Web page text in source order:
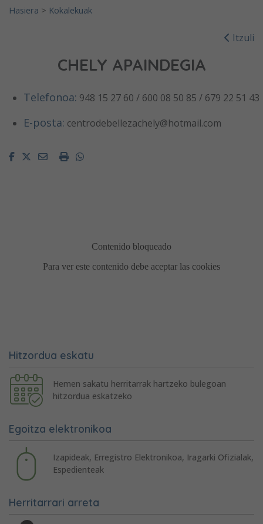
Hasiera > Kokalekuak
Itzuli
CHELY APAINDEGIA
Telefonoa: 948 15 27 60 / 600 08 50 85 / 679 22 51 43
E-posta: centrodebellezachely@hotmail.com
FacebookTwitterEmailImprimirWhatsapp
Hitzordua eskatu
Hemen sakatu herritarrak hartzeko bulegoan
hitzordua eskatzeko
Egoitza elektronikoa
Izapideak, Erregistro Elektronikoa, Iragarki Ofizialak,
Espedienteak
Herritarrari arreta